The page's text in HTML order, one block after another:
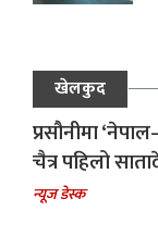
खेलकुद
प्रसौनीमा
चैत्र पहिलो
न्यूज डेस्क